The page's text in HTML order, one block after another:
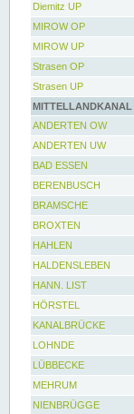
Diemitz UP
MIROW OP
MIROW UP
Strasen OP
Strasen UP
MITTELLANDKANAL
ANDERTEN OW
ANDERTEN UW
BAD ESSEN
BERENBUSCH
BRAMSCHE
BROXTEN
HAHLEN
HALDENSLEBEN
HANN. LIST
HÖRSTEL
KANALBRÜCKE
LOHNDE
LÜBBECKE
MEHRUM
NIENBRÜGGE